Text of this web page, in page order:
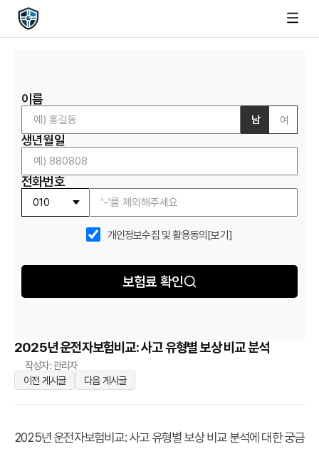
이름
남 여
생년월일
전화번호
개인정보수집 및 활용동의 [보기]
보험료 확인
2025년 운전자보험비교: 사고 유형별 보상 비교 분석
작성자: 관리자
이전 게시글
다음 게시글
2025년 운전자보험비교: 사고 유형별 보상 비교 분석에 대한 궁금